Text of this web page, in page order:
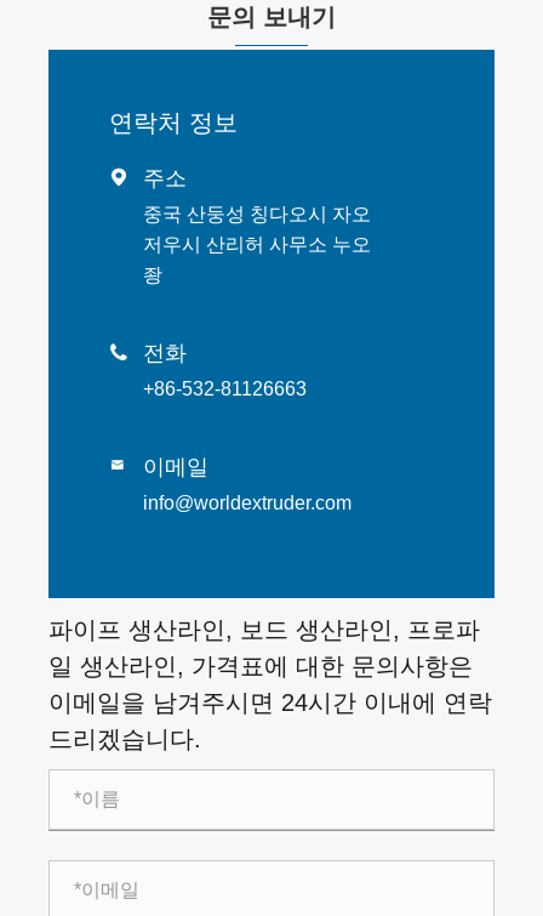
문의 보내기
연락처 정보
 주소
중국 산둥성 칭다오시 자오
저우시 산리허 사무소 누오
좡
 전화
+86-532-81126663
 이메일
info@worldextruder.com
파이프 생산라인, 보드 생산라인, 프로파
일 생산라인, 가격표에 대한 문의사항은
이메일을 남겨주시면 24시간 이내에 연락
드리겠습니다.